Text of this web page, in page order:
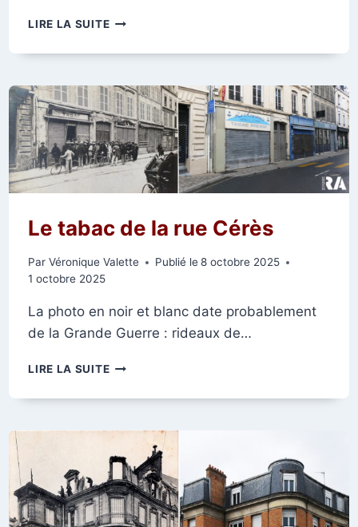
LIRE LA SUITELA
DES
EN
1906
Le tabac de la rue Cérès
Par Véronique Valette Publié le 8 octobre 2025
1 octobre 2025
La photo en noir et blanc date probablement
de la Grande Guerre : rideaux de…
LIRE LA SUITELE
DE
RUE